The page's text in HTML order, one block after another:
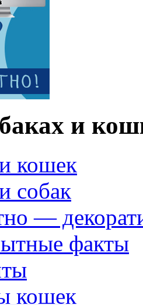
и
кошек
собак
—
факты
кошек